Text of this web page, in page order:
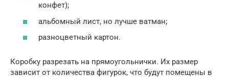
конфет);
альбомный лист, но лучше ватман;
разноцветный картон.
Коробку разрезать на прямоугольнички. Их размер
зависит от количества фигурок, что будут помещены в